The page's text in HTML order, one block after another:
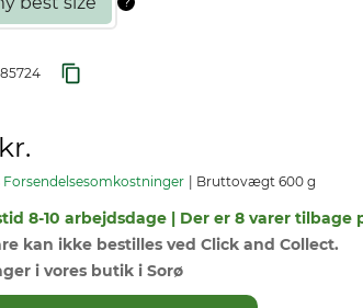
Forsendelsesomkostninger Bruttovægt 600 g
8-10 arbejdsdage | Der er 8 varer tilbage
kan ikke bestilles ved Click and Collect.
i vores butik i Sorø